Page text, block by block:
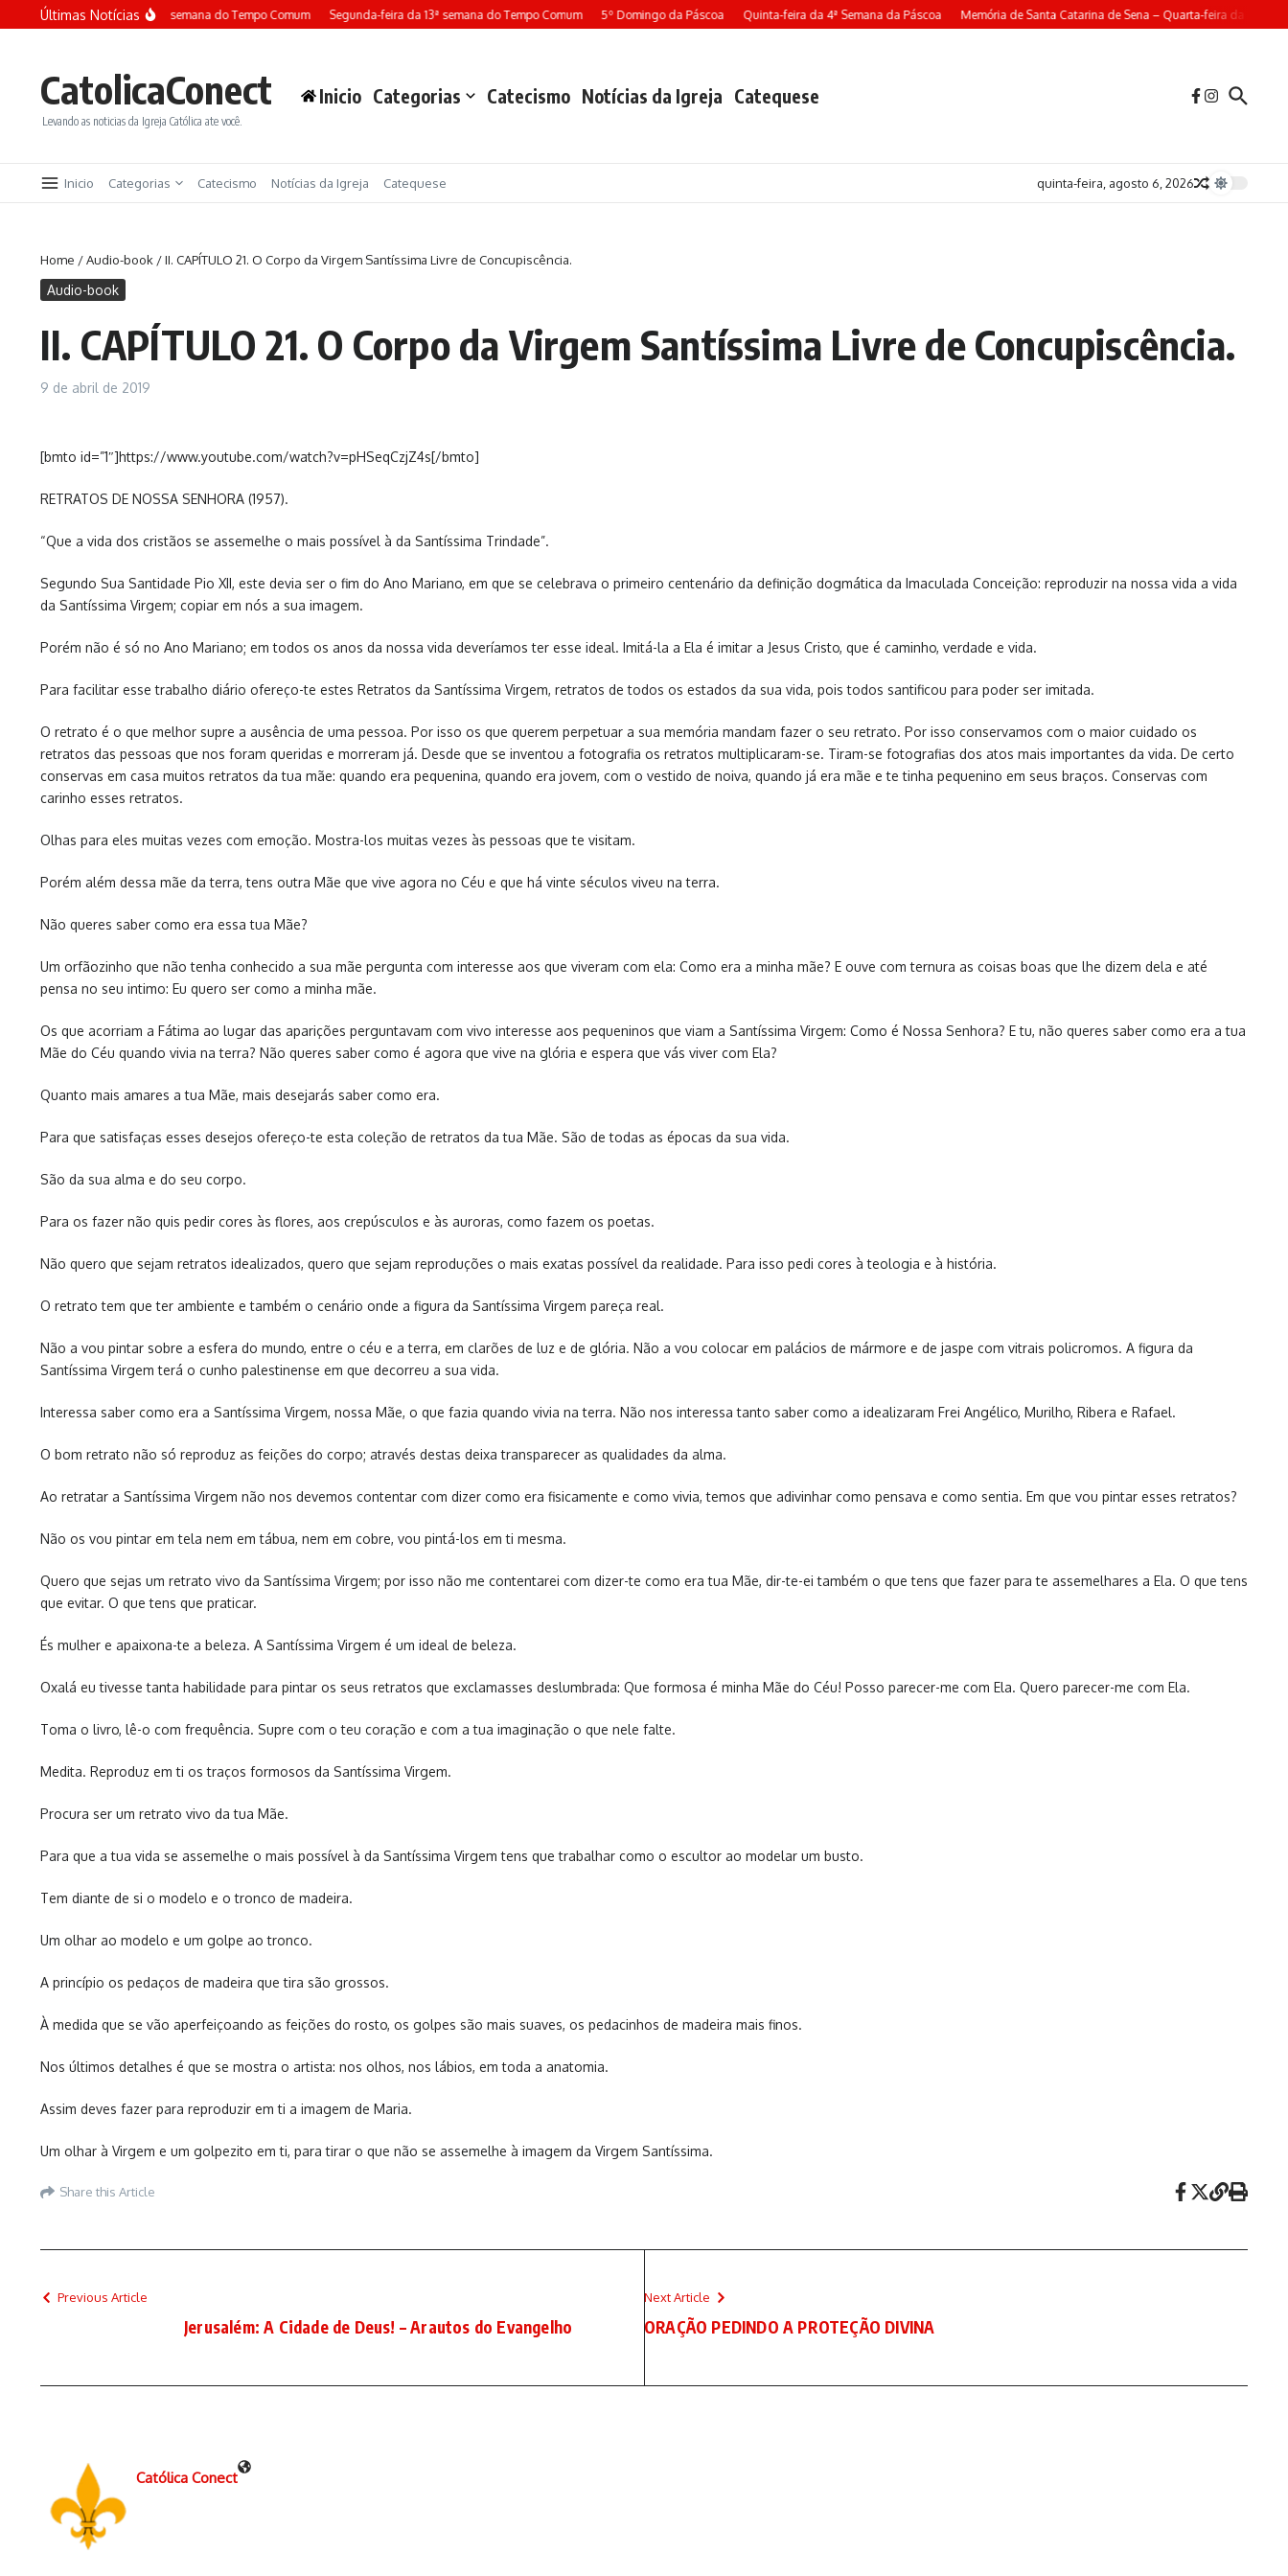
Ir para o conteúdo
Últimas Notícias
Terça-feira da 13ª semana do Tempo Comum Segunda-feira da 13ª semana do Tempo Comum 5º Domingo da Páscoa Quinta-feira da 4ª Semana da Páscoa Memória de Santa Catarina de Sena – Quarta-feira da 4ª
CatolicaConect
Levando as noticias da Igreja Católica ate você.
Inicio Categorias Catecismo Notícias da Igreja Catequese
Inicio Categorias Catecismo Notícias da Igreja Catequese quinta-feira, agosto 6, 2026
Home /Audio-book /II. CAPÍTULO 21. O Corpo da Virgem Santíssima Livre de Concupiscência.
Audio-book
II. CAPÍTULO 21. O Corpo da Virgem Santíssima Livre de Concupiscência.
9 de abril de 2019
[bmto id=”1″]https://www.youtube.com/watch?v=pHSeqCzjZ4s[/bmto]
RETRATOS DE NOSSA SENHORA (1957).
“Que a vida dos cristãos se assemelhe o mais possível à da Santíssima Trindade”.
Segundo Sua Santidade Pio XII, este devia ser o fim do Ano Mariano, em que se celebrava o primeiro centenário da definição dogmática da Imaculada Conceição: reproduzir na nossa vida a vida
da Santíssima Virgem; copiar em nós a sua imagem.
Porém não é só no Ano Mariano; em todos os anos da nossa vida deveríamos ter esse ideal. Imitá-la a Ela é imitar a Jesus Cristo, que é caminho, verdade e vida.
Para facilitar esse trabalho diário ofereço-te estes Retratos da Santíssima Virgem, retratos de todos os estados da sua vida, pois todos santificou para poder ser imitada.
O retrato é o que melhor supre a ausência de uma pessoa. Por isso os que querem perpetuar a sua memória mandam fazer o seu retrato. Por isso conservamos com o maior cuidado os
retratos das pessoas que nos foram queridas e morreram já. Desde que se inventou a fotografia os retratos multiplicaram-se. Tiram-se fotografias dos atos mais importantes da vida. De certo
conservas em casa muitos retratos da tua mãe: quando era pequenina, quando era jovem, com o vestido de noiva, quando já era mãe e te tinha pequenino em seus braços. Conservas com
carinho esses retratos.
Olhas para eles muitas vezes com emoção. Mostra-los muitas vezes às pessoas que te visitam.
Porém além dessa mãe da terra, tens outra Mãe que vive agora no Céu e que há vinte séculos viveu na terra.
Não queres saber como era essa tua Mãe?
Um orfãozinho que não tenha conhecido a sua mãe pergunta com interesse aos que viveram com ela: Como era a minha mãe? E ouve com ternura as coisas boas que lhe dizem dela e até
pensa no seu intimo: Eu quero ser como a minha mãe.
Os que acorriam a Fátima ao lugar das aparições perguntavam com vivo interesse aos pequeninos que viam a Santíssima Virgem: Como é Nossa Senhora? E tu, não queres saber como era a tua
Mãe do Céu quando vivia na terra? Não queres saber como é agora que vive na glória e espera que vás viver com Ela?
Quanto mais amares a tua Mãe, mais desejarás saber como era.
Para que satisfaças esses desejos ofereço-te esta coleção de retratos da tua Mãe. São de todas as épocas da sua vida.
São da sua alma e do seu corpo.
Para os fazer não quis pedir cores às flores, aos crepúsculos e às auroras, como fazem os poetas.
Não quero que sejam retratos idealizados, quero que sejam reproduções o mais exatas possível da realidade. Para isso pedi cores à teologia e à história.
O retrato tem que ter ambiente e também o cenário onde a figura da Santíssima Virgem pareça real.
Não a vou pintar sobre a esfera do mundo, entre o céu e a terra, em clarões de luz e de glória. Não a vou colocar em palácios de mármore e de jaspe com vitrais policromos. A figura da
Santíssima Virgem terá o cunho palestinense em que decorreu a sua vida.
Interessa saber como era a Santíssima Virgem, nossa Mãe, o que fazia quando vivia na terra. Não nos interessa tanto saber como a idealizaram Frei Angélico, Murilho, Ribera e Rafael.
O bom retrato não só reproduz as feições do corpo; através destas deixa transparecer as qualidades da alma.
Ao retratar a Santíssima Virgem não nos devemos contentar com dizer como era fisicamente e como vivia, temos que adivinhar como pensava e como sentia. Em que vou pintar esses retratos?
Não os vou pintar em tela nem em tábua, nem em cobre, vou pintá-los em ti mesma.
Quero que sejas um retrato vivo da Santíssima Virgem; por isso não me contentarei com dizer-te como era tua Mãe, dir-te-ei também o que tens que fazer para te assemelhares a Ela. O que tens
que evitar. O que tens que praticar.
És mulher e apaixona-te a beleza. A Santíssima Virgem é um ideal de beleza.
Oxalá eu tivesse tanta habilidade para pintar os seus retratos que exclamasses deslumbrada: Que formosa é minha Mãe do Céu! Posso parecer-me com Ela. Quero parecer-me com Ela.
Toma o livro, lê-o com frequência. Supre com o teu coração e com a tua imaginação o que nele falte.
Medita. Reproduz em ti os traços formosos da Santíssima Virgem.
Procura ser um retrato vivo da tua Mãe.
Para que a tua vida se assemelhe o mais possível à da Santíssima Virgem tens que trabalhar como o escultor ao modelar um busto.
Tem diante de si o modelo e o tronco de madeira.
Um olhar ao modelo e um golpe ao tronco.
A princípio os pedaços de madeira que tira são grossos.
À medida que se vão aperfeiçoando as feições do rosto, os golpes são mais suaves, os pedacinhos de madeira mais finos.
Nos últimos detalhes é que se mostra o artista: nos olhos, nos lábios, em toda a anatomia.
Assim deves fazer para reproduzir em ti a imagem de Maria.
Um olhar à Virgem e um golpezito em ti, para tirar o que não se assemelhe à imagem da Virgem Santíssima.
Share this Article
Previous Article
Jerusalém: A Cidade de Deus! – Arautos do Evangelho
Next Article
ORAÇÃO PEDINDO A PROTEÇÃO DIVINA
Católica Conect